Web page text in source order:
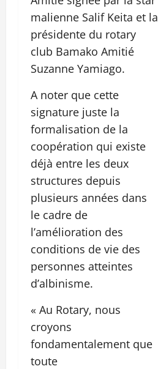
malienne Salif Keita et la
présidente du rotary
club Bamako Amitié
Suzanne Yamiago.
A noter que cette
signature juste la
formalisation de la
coopération qui existe
déjà entre les deux
structures depuis
plusieurs années dans
le cadre de
l’amélioration des
conditions de vie des
personnes atteintes
d’albinisme.
« Au Rotary, nous
croyons
fondamentalement que
toute